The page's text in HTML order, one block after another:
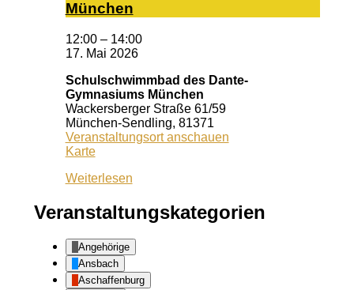
München
12:00 – 14:00
17. Mai 2026
Schulschwimmbad des Dante-
Gymnasiums München
Wackersberger Straße 61/59
München-Sendling, 81371
Veranstaltungsort anschauen
KarteSchulschwimmbad
Dante-
München
Weiterlesen
Veranstaltungskategorien
Angehörige
Ansbach
Aschaffenburg